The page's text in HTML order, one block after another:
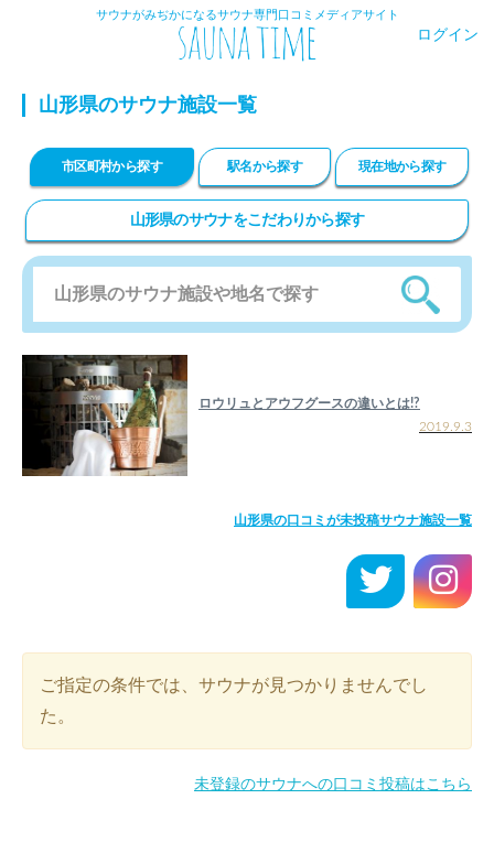
サウナがみぢかになるサウナ専門口コミメディアサイト
ログイン
山形県のサウナ施設一覧
市区町村から探す 駅名から探す 現在地から探す
山形県のサウナをこだわりから探す
ロウリュとアウフグースの違いとは!?
2019.9.3
山形県の口コミが未投稿サウナ施設一覧
ご指定の条件では、サウナが見つかりませんでし
た。
未登録のサウナへの口コミ投稿はこちら